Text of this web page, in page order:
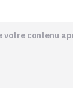
votre contenu